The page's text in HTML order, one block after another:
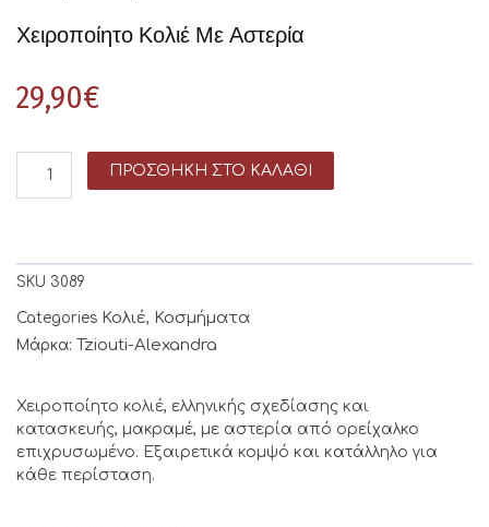
Χειροποίητο Κολιέ Με Αστερία
29,90€
ΠΡΟΣΘΉΚΗ ΣΤΟ ΚΑΛΆΘΙ
SKU 3089
Categories Κολιέ, Κοσμήματα
Μάρκα: Tziouti-Alexandra
Χειροποίητο κολιέ, ελληνικής σχεδίασης και
κατασκευής, μακραμέ, με αστερία από ορείχαλκο
επιχρυσωμένο. Εξαιρετικά κομψό και κατάλληλο για
κάθε περίσταση.